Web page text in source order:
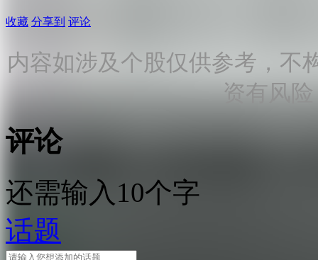
收藏 分享到 评论
内容如涉及个股仅供参考，不
资有风
评论
还需输入10个字
话题